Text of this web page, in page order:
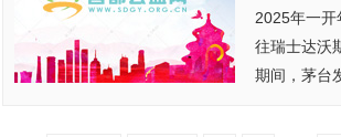
2025年一
往瑞士达沃
期间，茅台